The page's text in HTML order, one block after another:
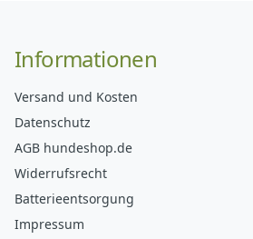
Informationen
Versand und Kosten
Datenschutz
AGB hundeshop.de
Widerrufsrecht
Batterieentsorgung
Impressum